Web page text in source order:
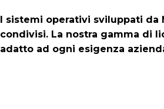
I sistemi operativi sviluppati da
condivisi. La nostra gamma di
adatto ad ogni esigenza